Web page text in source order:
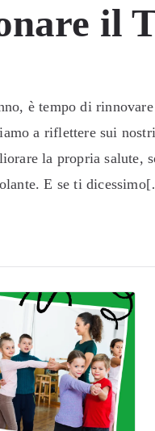
il
è tempo di
a riflettere sui
la propria salute,
E se ti